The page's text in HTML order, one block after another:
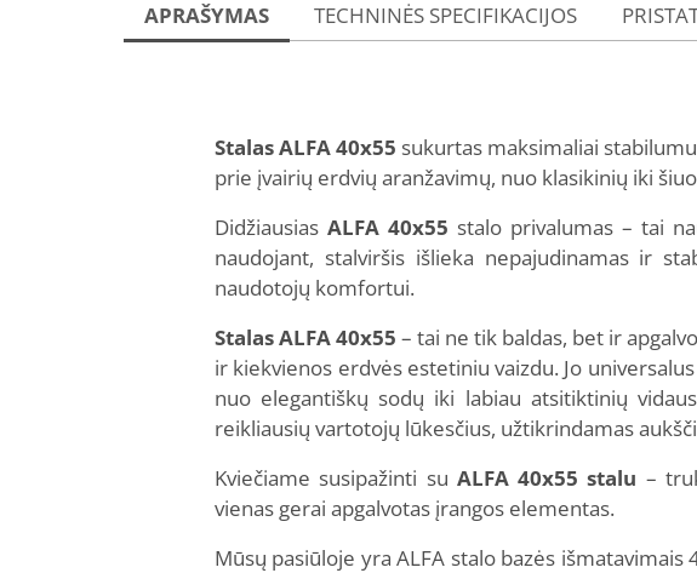
APRAŠYMAS TECHNINĖS SPECIFIKACIJOS
Stalas ALFA40x55 sukurtas maksimaliai
prie įvairių erdvių aranžavimų, nuo klasikinių iki
DidžiausiasALFA40x55 stalo privalumas – tai
naudojant, stalviršis išlieka nepajudinamas ir
naudotojų komfortui.
Stalas ALFA40x55 – tai ne tik baldas, bet ir
ir kiekvienos erdvės estetiniu vaizdu. Jo
nuo elegantiškų sodų iki labiau atsitiktinių
reikliausių vartotojų lūkesčius, užtikrindamas
Kviečiame susipažinti su ALFA 40x55 stalu –
vienas gerai apgalvotas įrangos elementas.
Mūsų pasiūloje yra ALFA stalo bazės